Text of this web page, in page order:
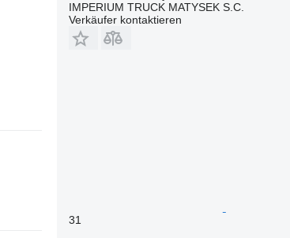
IMPERIUM TRUCK MATYSEK S.C.
Verkäufer kontaktieren
31